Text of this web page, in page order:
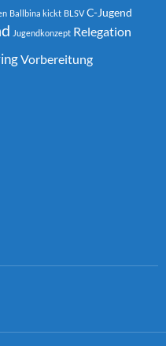
Ballbina kickt BLSV C-Jugend
Jugendkonzept Relegation
Vorbereitung